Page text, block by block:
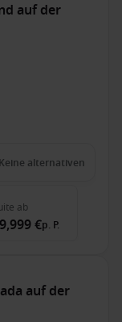
auf der
Keine alternativen
ab
€p. P.
auf der